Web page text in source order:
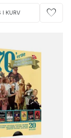
KURV favorite